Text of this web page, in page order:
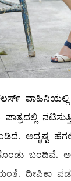
ವಾಹಿನಿಯಲ್ಲಿ
ಅದೃಷ್ಟ
ಬಂದಿವೆ.
ದೀಪಿಕಾ